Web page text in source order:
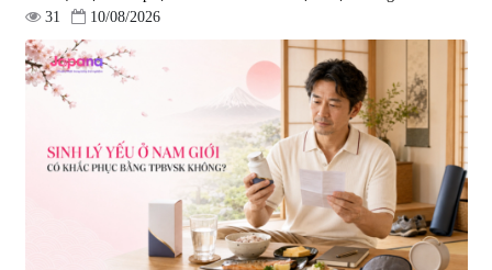
Tẩy tế bào chết Nichiei Bussan
Nano NMN+ Peeling Gel
1.490.000 đ
Viên uống hỗ trợ bền thành
mạch, ngừa tai biến Elastin Plus
& Nattokinase Hokoen 80 viên
|0
980.000 đ
31
10/08/2026